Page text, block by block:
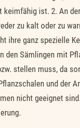
keimfähig ist. 2. An
zu kalt oder zu
ihre ganz spezielle
den Sämlingen mit
stellen muss, da
und der
nicht geeignet